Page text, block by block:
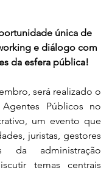
única de
e diálogo com
da esfera pública!
será realizado o
Públicos no
um evento que
juristas, gestores
da administração
temas centrais